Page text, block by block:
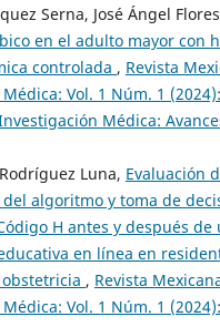
Serna, José Ángel
en el adulto mayor con
controlada , Revista
Vol. 1 Núm. 1
Médica:
Luna, Evaluación
algoritmo y toma de
H antes y después de
en línea en
, Revista
Vol. 1 Núm. 1